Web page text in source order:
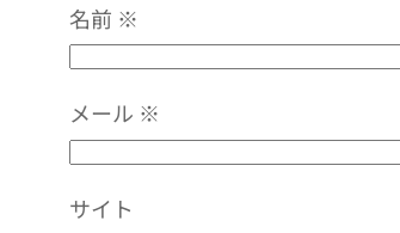
名前 ※
メール ※
サイト